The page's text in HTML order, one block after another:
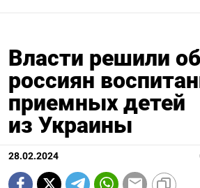
Власти решили
россиян
приемных детей
из Украины
28.02.2024